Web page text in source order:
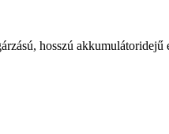
hosszú